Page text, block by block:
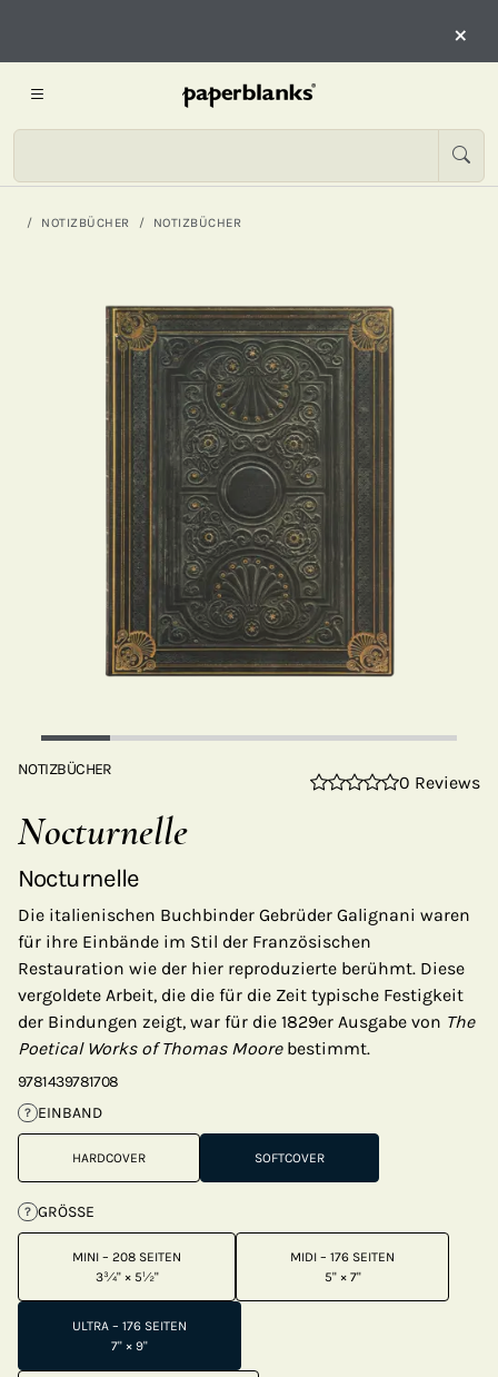
×
NOTIZBÜCHER NOTIZBÜCHER
NOTIZBÜCHER
0 Reviews
Nocturnelle
Nocturnelle
Die italienischen Buchbinder Gebrüder Galignani waren
für ihre Einbände im Stil der Französischen
Restauration wie der hier reproduzierte berühmt. Diese
vergoldete Arbeit, die die für die Zeit typische Festigkeit
der Bindungen zeigt, war für die 1829er Ausgabe von The
Poetical Works of Thomas Moorebestimmt.
9781439781708
? EINBAND
HARDCOVER SOFTCOVER
? GRÖSSE
MINI – 208 SEITEN
3¾" × 5½"
MIDI – 176 SEITEN
5" × 7"
ULTRA – 176 SEITEN
7" × 9"